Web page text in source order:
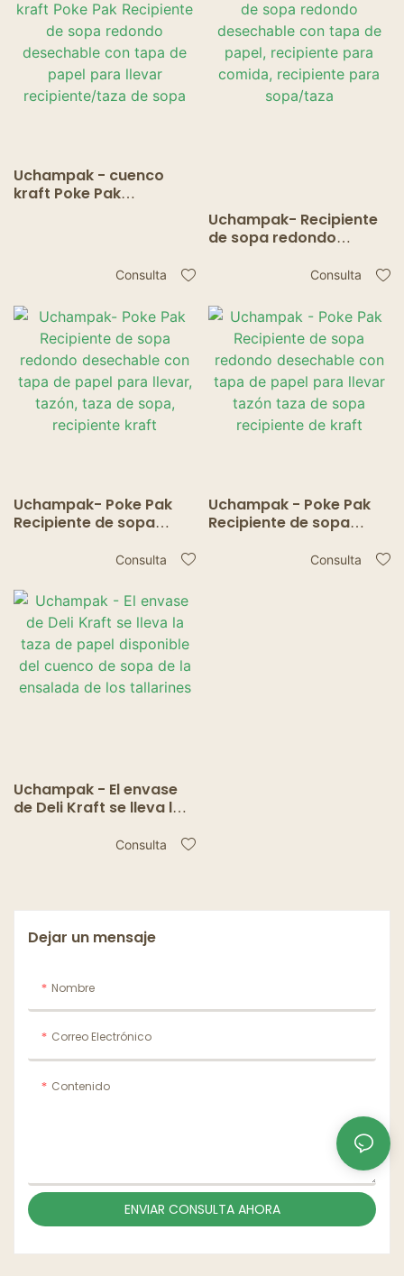
Uchampak - cuenco
kraft Poke Pak
llevar recipiente/taza
Consulta
Uchampak- Recipiente
de sopa redondo
papel, recipiente para
sopa/taza
Consulta
Uchampak- Poke Pak
Recipiente de sopa
con tapa de papel para
sopa, recipiente kraft
Consulta
Uchampak - Poke Pak
Recipiente de sopa
con tapa de papel para
Consulta
Uchampak - El envase
de Deli Kraft se lleva la
disponible del cuenco
Consulta
Dejar un mensaje
Nombre
Correo Electrónico
Contenido
ENVIAR CONSULTA AHORA